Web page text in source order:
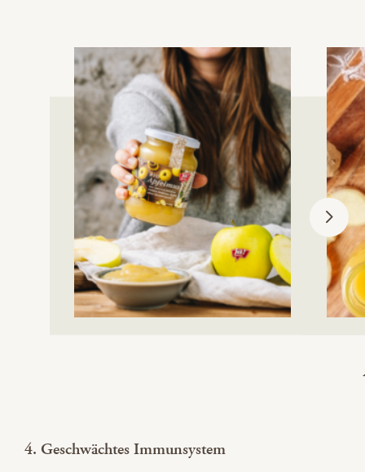
4. Geschwächtes Immunsystem